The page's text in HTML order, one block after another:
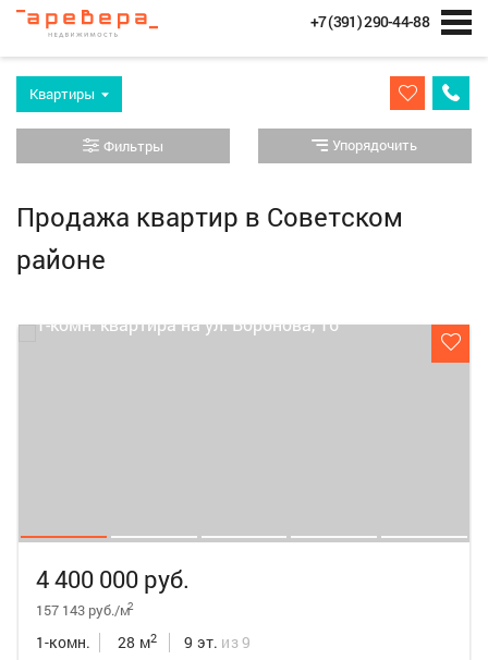
+7 (391) 290-44-88
Квартиры
Фильтры Упорядочить
Продажа квартир в Советском
районе
4 400 000 руб.
157 143 руб./м2
1-комн. 28 м2 9 эт. из 9